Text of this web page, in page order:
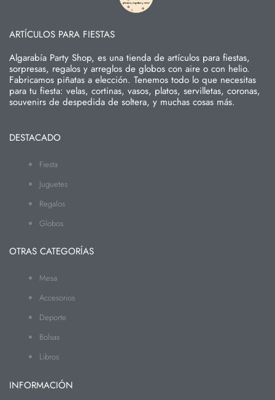
ARTÍCULOS PARA FIESTAS
Algarabía Party Shop, es una tienda de artículos para fiestas,
sorpresas, regalos y arreglos de globos con aire o con helio.
Fabricamos piñatas a elección. Tenemos todo lo que necesitas
para tu fiesta: velas, cortinas, vasos, platos, servilletas, coronas,
souvenirs de despedida de soltera, y muchas cosas más.
DESTACADO
Fiesta
Juguetes
Regalos
Globos
OTRAS CATEGORÍAS
Mesa
Accesorios
Deporte
Bolsas
Libros
INFORMACIÓN